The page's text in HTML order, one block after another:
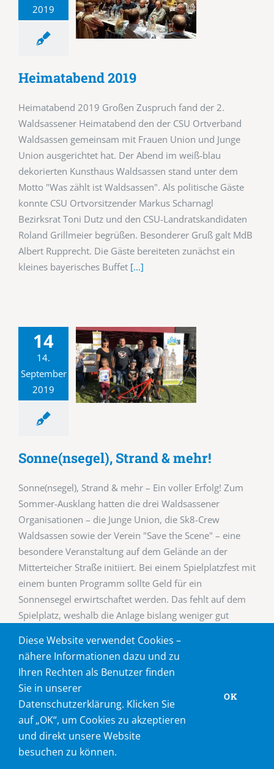
2019
Heimatabend 2019
Heimatabend 2019 Großen Zuspruch fand der 2.
Waldsassener Heimatabend den der CSU Ortverband
Waldsassen gemeinsam mit Frauen Union und Junge
Union ausgerichtet hat. Der Abend im weiß-blau
dekorierten Kunsthaus Waldsassen stand unter dem
Motto "Was zählt ist Waldsassen". Als politische Gäste
konnte CSU Ortvorsitzender Markus Scharnagl
Bezirksrat Toni Dutz und den CSU-Landratskandidaten
Roland Grillmeier begrüßen. Besonderer Gruß galt MdB
Albert Rupprecht. Die Gäste bereiteten zunächst ein
kleines bayerisches Buffet [...]
14
14.
September
2019
Sonne(nsegel), Strand & mehr!
Sonne(nsegel), Strand & mehr – Ein voller Erfolg! Zum
Sommer-Ausklang hatten die drei Waldsassener
Organisationen – die Junge Union, die Sk8-Crew
Waldsassen sowie der Verein "Save the Scene" – eine
besondere Veranstaltung auf dem Gelände an der
Mitterteicher Straße initiiert. Bei einem Spielplatzfest mit
einem bunten Programm sollte Geld für ein
Sonnensegel erwirtschaftet werden. Das fehlt auf dem
Spielplatz, weshalb die Anlage bislang weniger gut
5
5. August
2019
Diese Website verwendet Cookies –
nähere Informationen dazu und zu
Ihren Rechten als Benutzer finden
Sie in unserer
Datenschutzerklärung. Klicken Sie
auf „OK“, um Cookies zu akzeptieren
und direkt unsere Website
besuchen zu können.
OK